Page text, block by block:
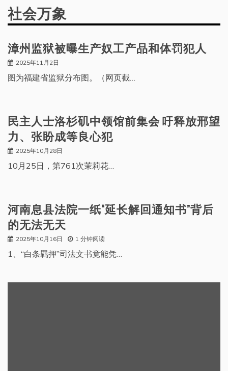
社会万象
漳州监狱被曝生产奴工产品和体罚犯人
2025年11月2日
图为福建省监狱分布图。（网页截…
民主人士洛杉矶中领馆前集会 吁释放邢望
力、张盼成等良心犯
2025年10月28日
10月25日，第761次茉莉花…
河南息县法院一纸“延长解回通知书”背后
的无法无天
2025年10月16日 1 分钟阅读
1、“白条羁押”司法文书竟能凭…